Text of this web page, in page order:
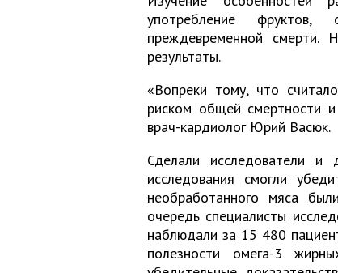
употребление
преждевременной
результаты.
«Вопреки тому, что
риском общей смертности и
врач-кардиолог Юрий Васюк.
Сделали исследователи и
исследования смогли
необработанного мяса
очередь специалисты
наблюдали за 15 480
полезности омега-3